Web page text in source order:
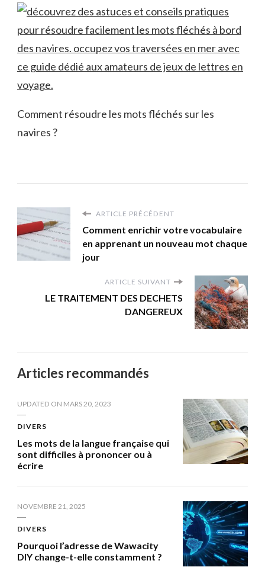
Comment résoudre les mots fléchés sur les
navires ?
ARTICLE PRÉCÉDENT
Comment enrichir votre vocabulaire
en apprenant un nouveau mot chaque
jour
ARTICLE SUIVANT
LE TRAITEMENT DES DECHETS
DANGEREUX
Articles recommandés
UPDATED ON MARS 20, 2023
DIVERS
Les mots de la langue française qui
sont difficiles à prononcer ou à
écrire
NOVEMBRE 21, 2025
DIVERS
Pourquoi l’adresse de Wawacity
DIY change-t-elle constamment ?